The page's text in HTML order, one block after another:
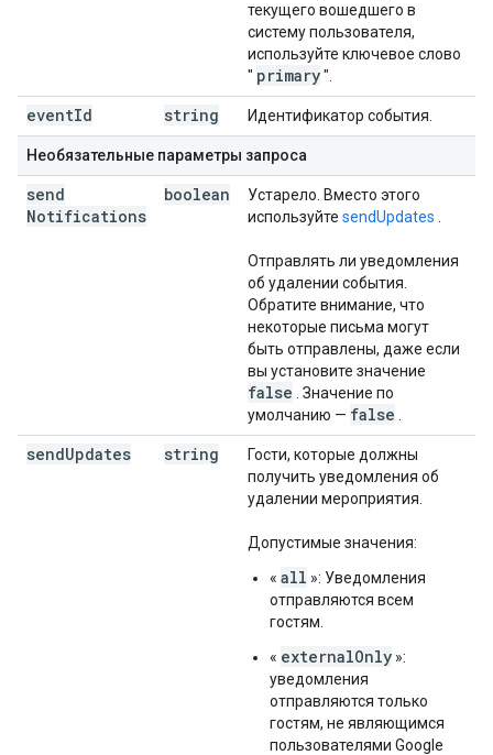
текущего вошедшего в
систему пользователя,
используйте ключевое слово
" primary".
eventId string Идентификатор события.
Необязательные параметры запроса
send
Notifications
boolean
Устарело. Вместо этого
используйте sendUpdates
Отправлять ли уведомления
об удалении события.
Обратите внимание, что
некоторые письма могут
быть отправлены, даже если
вы установите значение
false . Значение по
умолчанию — false
sendUpdates string
Гости, которые должны
получить уведомления об
удалении мероприятия.
Допустимые значения:
« all »: Уведомления
отправляются всем
гостям.
« externalOnly »:
уведомления
отправляются только
гостям, не являющимся
пользователями Google